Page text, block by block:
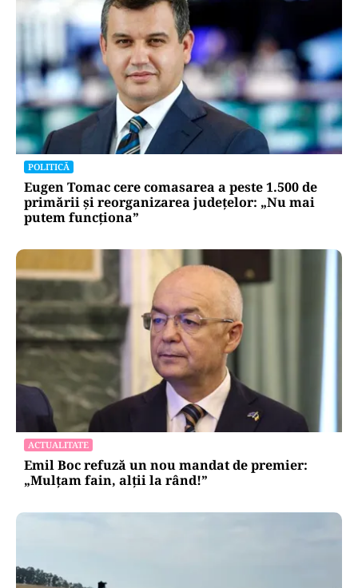
POLITICĂ
Eugen Tomac cere comasarea a peste 1.500 de
primării și reorganizarea județelor: „Nu mai
putem funcționa”
ACTUALITATE
Emil Boc refuză un nou mandat de premier:
„Mulțam fain, alții la rând!”